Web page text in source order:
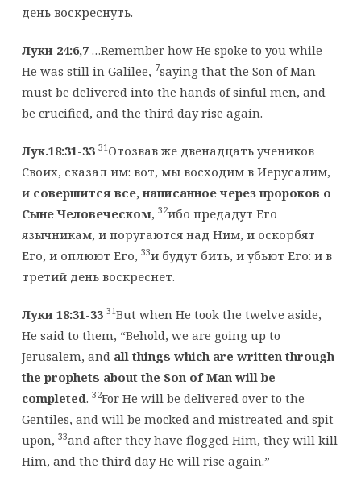
день воскреснуть.
Луки 24:6,7…Remember how He spoke to you while
He was still in Galilee, 7saying that the Son of Man
must be delivered into the hands of sinful men, and
be crucified, and the third day rise again.
Лук.18:31-33 31Отозвав же двенадцать учеников
Своих, сказал им: вот, мы восходим в Иерусалим,
и совершится все, написанное через пророков о
Сыне Человеческом, 32ибо предадут Его
язычникам, и поругаются над Ним, и оскорбят
Его, и оплюют Его, 33и будут бить, и убьют Его: и в
третий день воскреснет.
Луки 18:31-33 31But when He took the twelve aside,
He said to them, “Behold, we are going up to
Jerusalem, and all things which are written through
the prophets about the Son of Man will be
completed. 32For He will be delivered over to the
Gentiles, and will be mocked and mistreated and spit
upon, 33and after they have flogged Him, they will kill
Him, and the third day He will rise again.”